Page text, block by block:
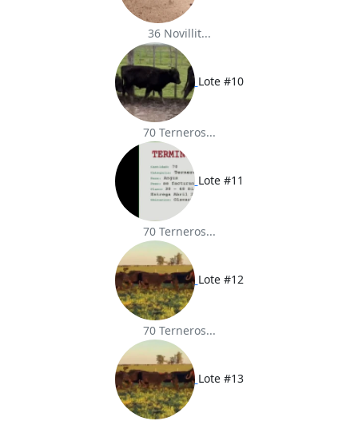
36 Novillit...
Lote #10
70 Terneros...
Lote #11
70 Terneros...
Lote #12
70 Terneros...
Lote #13